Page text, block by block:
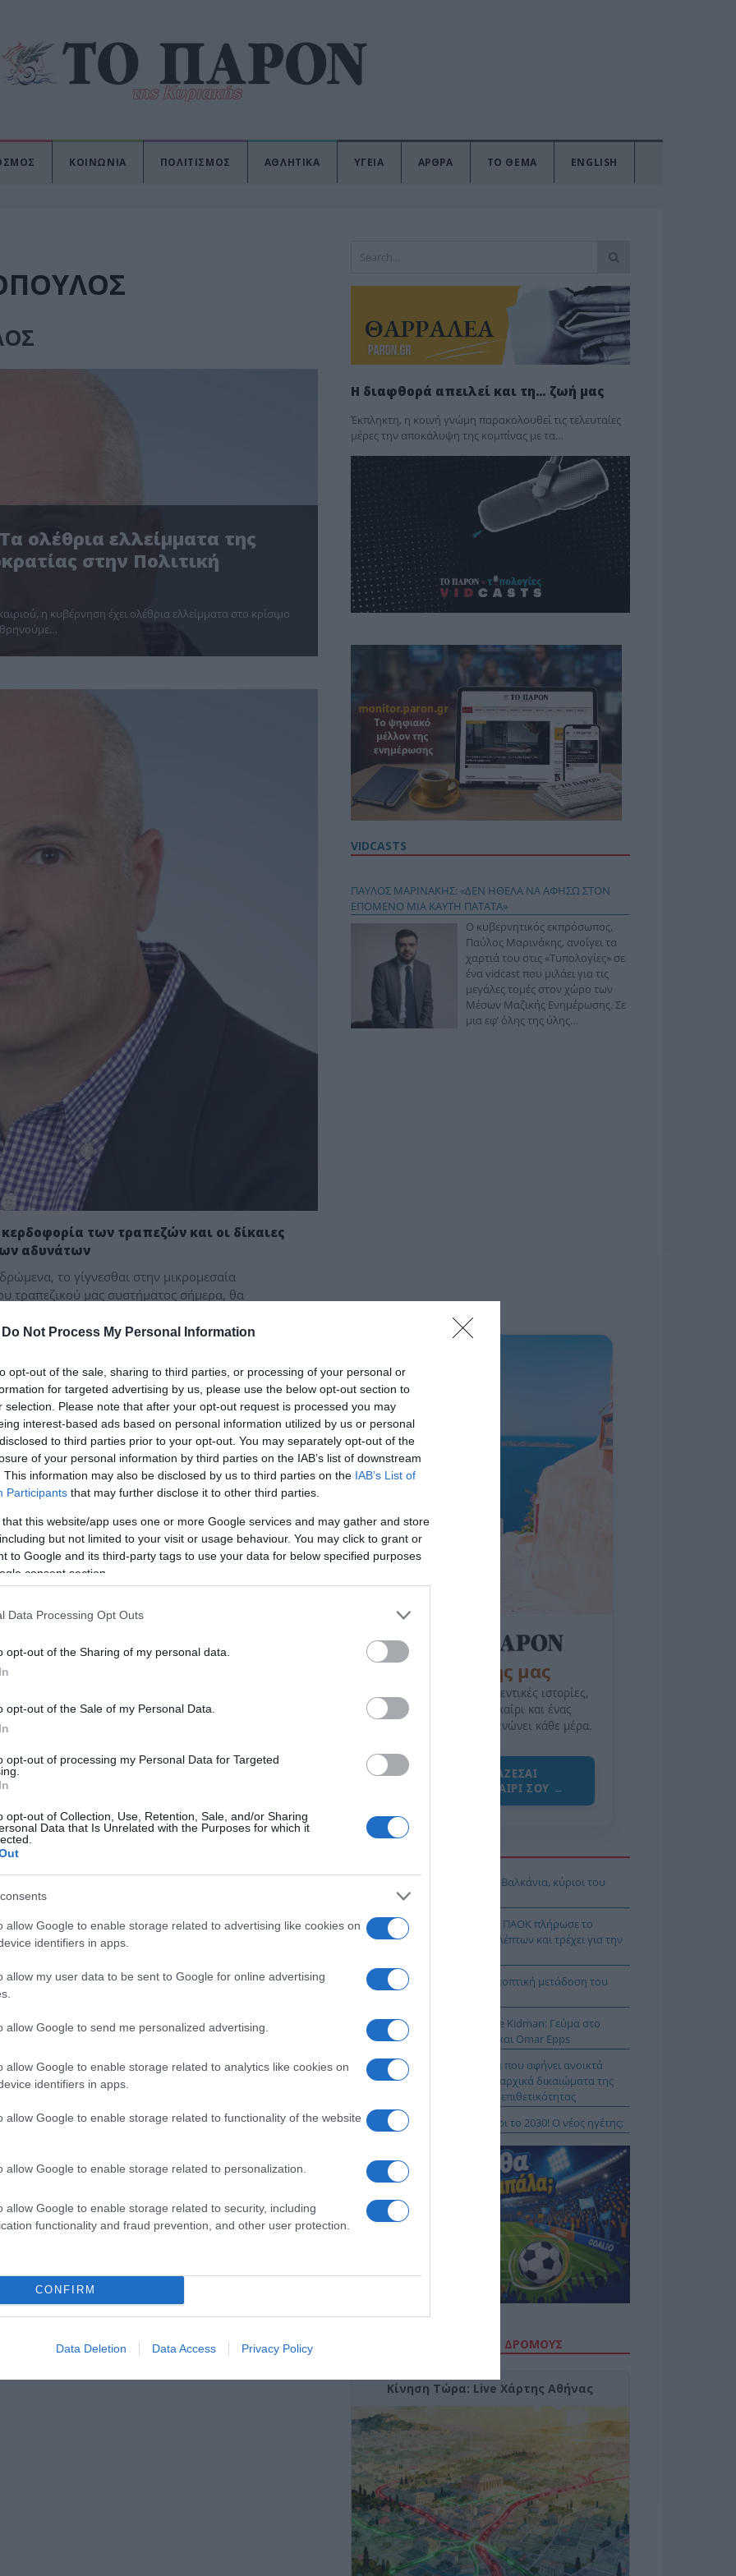
Do Not Process My Personal Information
opt-out of the sale, sharing to third parties, or processing of your personal or
for targeted advertising by us, please use the below opt-out section to
selection. Please note that after your opt-out request is processed you may
interest-based ads based on personal information utilized by us or personal
to third parties prior to your opt-out. You may separately opt-out of the
of your personal information by third parties on the IAB’s list of downstream
This information may also be disclosed by us to third parties on the IAB’s List of
Participants that may further disclose it to other third parties.
that this website/app uses one or more Google services and may gather and store
but not limited to your visit or usage behaviour. You may click to grant or
to Google and its third-party tags to use your data for below specified purposes
consent section.
Data Processing Opt Outs
opt-out of the Sharing of my personal data.
opt-out of the Sale of my Personal Data.
opt-out of processing my Personal Data for Targeted
opt-out of Collection, Use, Retention, Sale, and/or Sharing
Data that Is Unrelated with the Purposes for which it
allow Google to enable storage related to advertising like cookies on
identifiers in apps.
allow my user data to be sent to Google for online advertising
allow Google to send me personalized advertising.
allow Google to enable storage related to analytics like cookies on
identifiers in apps.
allow Google to enable storage related to functionality of the website
allow Google to enable storage related to personalization.
allow Google to enable storage related to security, including
functionality and fraud prevention, and other user protection.
CONFIRM
Data Deletion Data Access Privacy Policy
ΚΟΙΝΩΝΙΑ ΠΟΛΙΤΙΣΜΟΣ ΑΘΛΗΤΙΚΑ ΥΓΕΙΑ ΑΡΘΡΑ ΤΟ ΘΕΜΑ ENGLISH
ολέθρια ελλείμματα της
στην Πολιτική
η κυβέρνηση έχει ολέθρια ελλείμματα στο κρίσιμο
θρηνούμε…
των τραπεζών και οι δίκαιες
αδυνάτων
το γίγνεσθαι στην μικρομεσαία
τραπεζικού μας συστήματος σήμερα, θα
και η απαξίωση των ΕΛΤΑ από την
Πολιτισμού ΠΑΣΟΚ – ΚΙΝΑΛ
την απαξίωση των ΕΛΤΑ, της αρχαιότερης
της κοινωνίας από την κυβέρνηση
ΠΑΣΟΚ – ΚΙΝΑΛ, Συγγραφέα, M.Sc
δυστυχώς, μέρα με τη μέρα, βιώνει την
Η διαφθορά απειλεί και τη… ζωή μας
Έκπληκτη, η κοινή γνώμη παρακολουθεί τις τελευταίες
μέρες την αποκάλυψη της κο­μπίνας με τα…
VIDCASTS
ΠΑΥΛΟΣ ΜΑΡΙΝΑΚΗΣ: «ΔΕΝ ΗΘΕΛΑ ΝΑ ΑΦΗΣΩ ΣΤΟΝ
ΕΠΟΜΕΝΟ ΜΙΑ ΚΑΥΤΗ ΠΑΤΑΤΑ»
Ο κυβερνητικός εκπρόσωπος,
Παύλος Μαρινάκης, ανοίγει τα
χαρτιά του στις «Τυπολογίες» σε
ένα vidcast που μιλάει για τις
μεγάλες τομές στον χώρο των
Μέσων Μαζικής Ενημέρωσης. Σε
μια εφ’ όλης της ύλης
της Ζωής μας
Οι άνθρωποι, οι αυθεντικές ιστορίες,
το ελληνικό καλοκαίρι και ένας
πολιτισμός που μας ενώνει κάθε μέρα.
ΌΣΑ ΧΡΕΙΆΖΕΣΑΙ
ΓΙΑ ΤΟ ΚΑΛΟΚΑΊΡΙ ΣΟΥ →
Ορθόδοξοι υπάρχουν και στα Βαλκάνια, κύριοι του
Ψυχρολουσία στην Τούμπα: Ο ΠΑΟΚ πλήρωσε το
«μπλακ άουτ» των 17 δευτερολέπτων και τρέχει για την
ΠΑΟΚ – Άντερλεχτ LIVE: Η τηλεοπτική μετάδοση του
Στη Μύκονο βρίσκεται η Nicole Kidman: Γεύμα στο
Nammos μαζί με Zoe Saldaña και Omar Epps
Ρένα Δούρου: Θολή συμφωνία που αφήνει ανοικτά
ερωτήματα σχετικά με τα κυριαρχικά δικαιώματα της
Ελλάδας έναντι της τουρκικής επιθετικότητας
Ο Μιλάν Βιτάλις στην ΑΕΚ μέχρι το 2030! Ο νέος ηγέτης;
ΔΕΙΤΕ ΤΗΝ ΚΙΝΗΣΗ ΣΤΟΥΣ ΔΡΌΜΟΥΣ
Κίνηση Τώρα: Live Χάρτης Αθήνας